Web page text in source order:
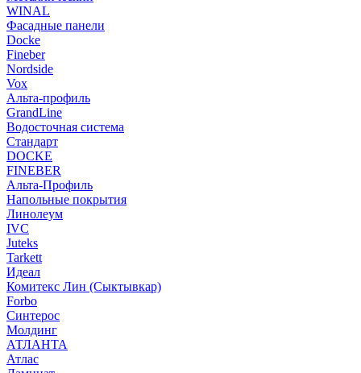
WINAL
Фасадные панели
Docke
Fineber
Nordside
Vox
Альта-профиль
GrandLine
Водосточная система
Стандарт
DOCKE
FINEBER
Альта-Профиль
Напольные покрытия
Линолеум
IVC
Juteks
Tarkett
Идеал
Комитекс Лин (Сыктывкар)
Forbo
Синтерос
Молдинг
АТЛАНТА
Атлас